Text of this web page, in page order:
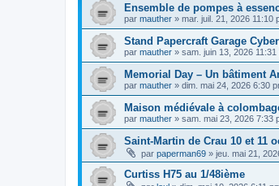
Ensemble de pompes à
par mauther » mar. juil. 21, 2026 11:10
Stand Papercraft Garage
par mauther » sam. juin 13, 2026 11:31
Memorial Day – Un bâtiment
par mauther » dim. mai 24, 2026 6:30
Maison médiévale à
par mauther » sam. mai 23, 2026 7:33
Saint-Martin de Crau 10 et 11
par paperman69 » jeu. mai 21,
Curtiss H75 au 1/48ième